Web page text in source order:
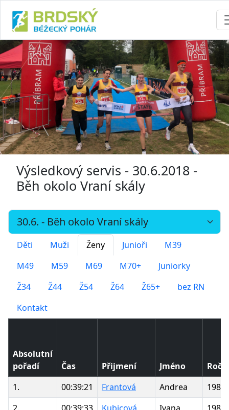
Výsledkový servis - 30.6.2018 -
Běh okolo Vraní skály
Děti Muži Ženy Junioři
M39
M49
M59 M69 M70+
Juniorky
Ž34
Ž44 Ž54 Ž64 Ž65+
bez RN
Kontakt
Absolutní
pořadí
Čas Přijmení Jméno
1.
00:39:21 Frantová Andrea
1985